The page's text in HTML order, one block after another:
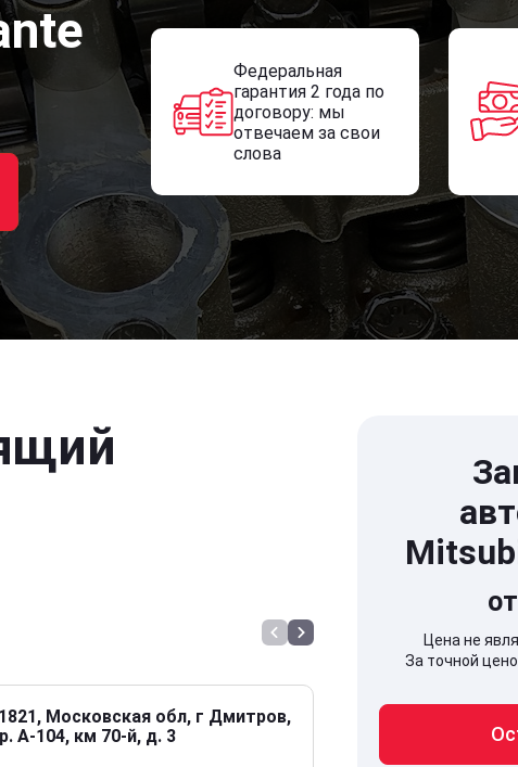
Федеральная
гарантия 2 года по
договору: мы
отвечаем за свои
слова
Московская обл, г Дмитров,
А-104, км 70-й, д. 3
141707,
Долгопрудный
дом 5
Цена не
За точной